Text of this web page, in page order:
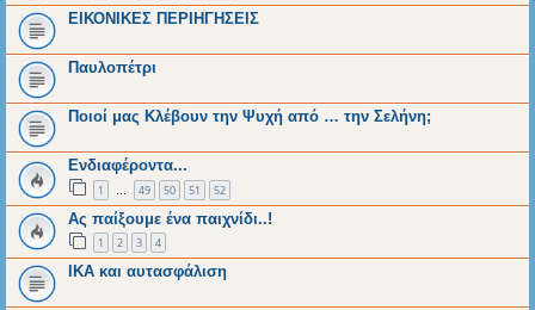
ΕΙΚΟΝΙΚΕΣ ΠΕΡΙΗΓΗΣΕΙΣ
Παυλοπέτρι
Ποιοί μας Κλέβουν την Ψυχή από … την Σελήνη;
Ενδιαφέροντα...
1 … 49 50 51 52
Ας παίξουμε ένα παιχνίδι..!
1 2 3 4
ΙΚΑ και αυτασφάλιση